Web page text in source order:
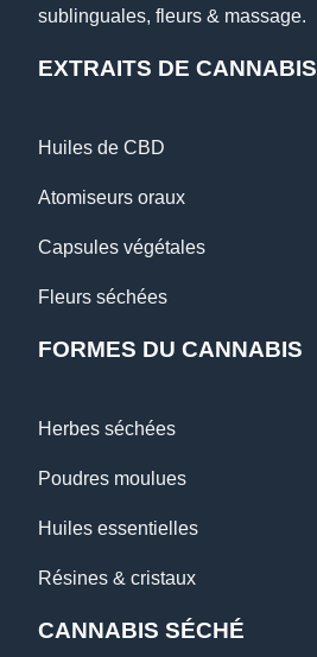
sublinguales, fleurs & massage.
EXTRAITS DE CANNABIS
Huiles de CBD
Atomiseurs oraux
Capsules végétales
Fleurs séchées
FORMES DU CANNABIS
Herbes séchées
Poudres moulues
Huiles essentielles
Résines & cristaux
CANNABIS SÉCHÉ